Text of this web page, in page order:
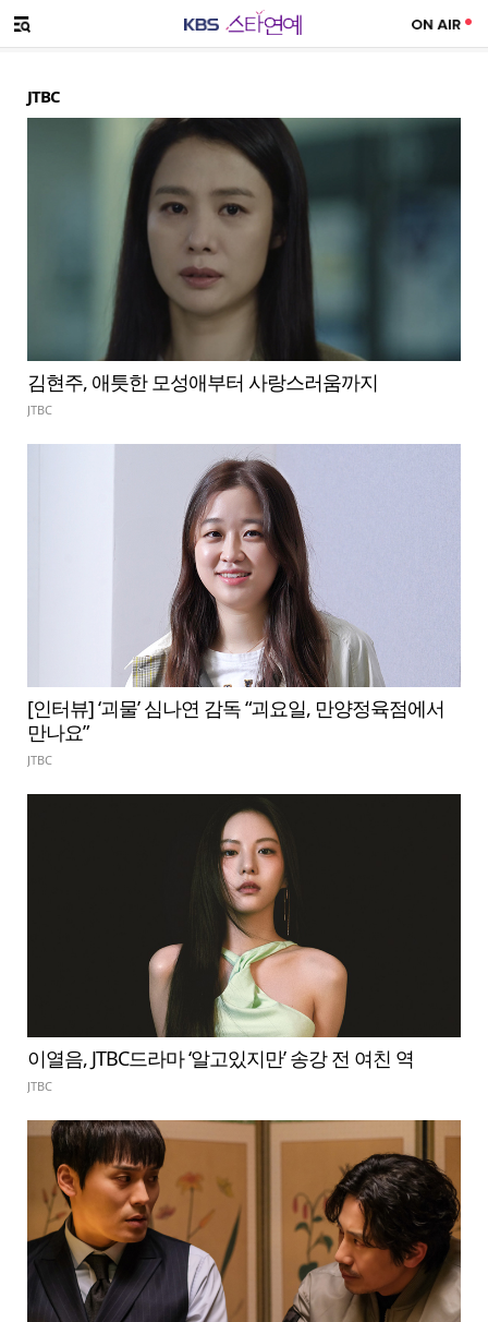
메뉴 열기
JTBC
김현주, 애틋한 모성애부터 사랑스러움까지
JTBC
[인터뷰] ‘괴물’ 심나연 감독 “괴요일, 만양정육점에서
만나요”
JTBC
이열음, JTBC드라마 ‘알고있지만’ 송강 전 여친 역
JTBC